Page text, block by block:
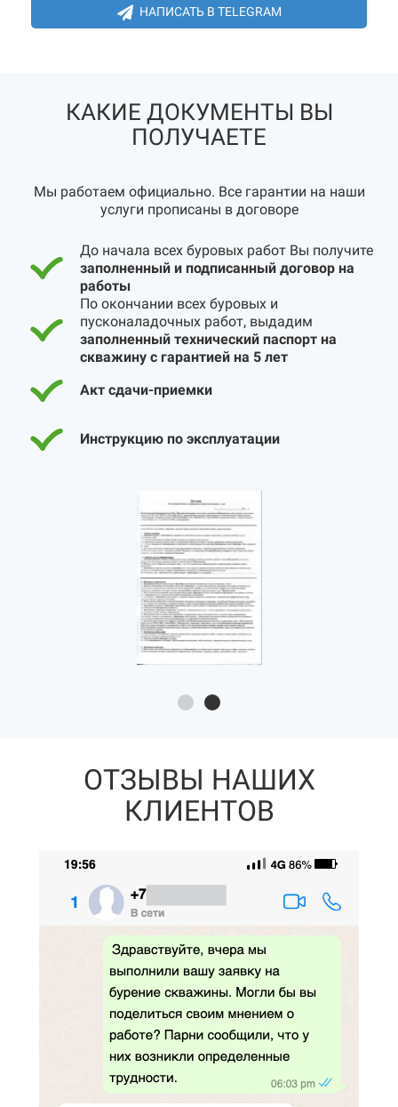
НАПИСАТЬ В TELEGRAM
КАКИЕ ДОКУМЕНТЫ ВЫ
ПОЛУЧАЕТЕ
Мы работаем официально. Все гарантии на наши
услуги прописаны в договоре
До начала всех буровых работ Вы получите
заполненный и подписанный договор на
работы
По окончании всех буровых и
пусконаладочных работ, выдадим
заполненный технический паспорт на
скважину с гарантией на 5 лет
Акт сдачи-приемки
Инструкцию по эксплуатации
ОТЗЫВЫ НАШИХ
КЛИЕНТОВ